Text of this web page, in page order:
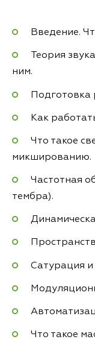
Введение.
Теория
ним.
Подготовка
Как
Что такое
микшированию.
Частотная
тембра).
Сатурация и
Что такое